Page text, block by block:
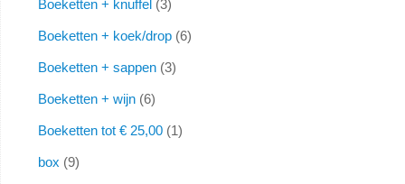
Boeketten + knuffel 3
Boeketten + koek/drop 6
Boeketten + sappen 3
Boeketten + wijn 6
Boeketten tot € 25,00 1
box 9